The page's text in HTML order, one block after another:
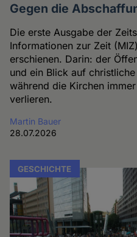
Gegen die
Die erste Ausgabe der
Informationen zur Zeit
erschienen. Darin: der
und ein Blick auf christliche
während die Kirchen
verlieren.
Martin Bauer
28.07.2026
GESCHICHTE